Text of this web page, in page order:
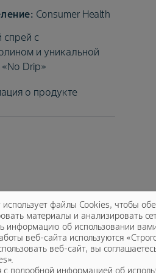
Consumer Health
спрей с
и уникальной
Drip»
о продукте
CropScience
довсходовый
применения на
использует файлы Cookies, чтобы
материалы и анализировать
информацию об использовании
веб-сайта используются
веб-сайт, вы
с подробной информацией об